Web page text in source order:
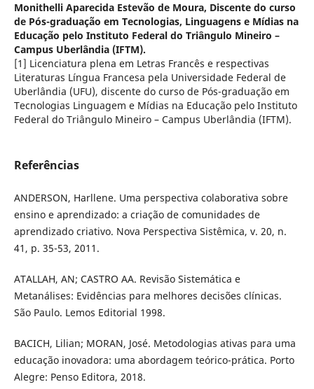
Monithelli Aparecida Estevão de Moura, Discente do curso
de Pós-graduação em Tecnologias, Linguagens e Mídias na
Educação pelo Instituto Federal do Triângulo Mineiro –
Campus Uberlândia (IFTM).
[1] Licenciatura plena em Letras Francês e respectivas
Literaturas Língua Francesa pela Universidade Federal de
Uberlândia (UFU), discente do curso de Pós-graduação em
Tecnologias Linguagem e Mídias na Educação pelo Instituto
Federal do Triângulo Mineiro – Campus Uberlândia (IFTM).
Referências
ANDERSON, Harllene. Uma perspectiva colaborativa sobre
ensino e aprendizado: a criação de comunidades de
aprendizado criativo. Nova Perspectiva Sistêmica, v. 20, n.
41, p. 35-53, 2011.
ATALLAH, AN; CASTRO AA. Revisão Sistemática e
Metanálises: Evidências para melhores decisões clínicas.
São Paulo. Lemos Editorial 1998.
BACICH, Lilian; MORAN, José. Metodologias ativas para uma
educação inovadora: uma abordagem teórico-prática. Porto
Alegre: Penso Editora, 2018.